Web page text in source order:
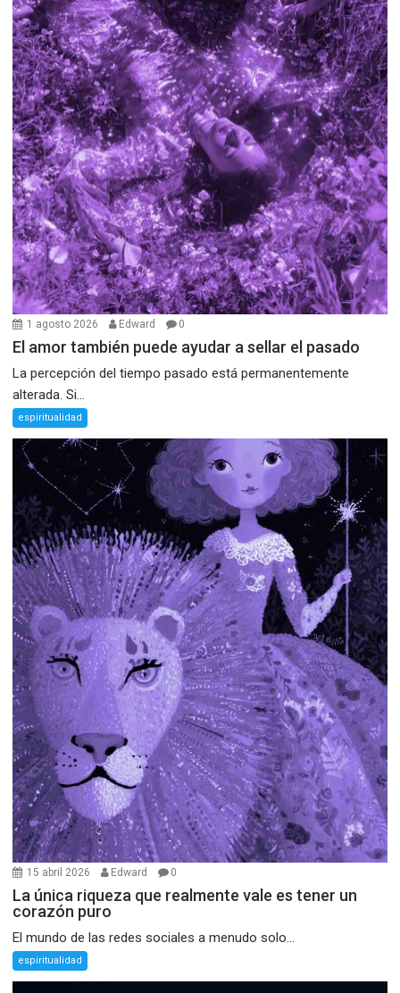
1 agosto 2026 Edward 0
El amor también puede ayudar a sellar el pasado
La percepción del tiempo pasado está permanentemente
alterada. Si...
espiritualidad
15 abril 2026 Edward 0
La única riqueza que realmente vale es tener un
corazón puro
El mundo de las redes sociales a menudo solo...
espiritualidad